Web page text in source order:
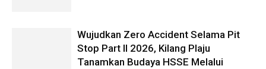
Wujudkan Zero Accident Selama Pit
Stop Part II 2026, Kilang Plaju
Tanamkan Budaya HSSE Melalui